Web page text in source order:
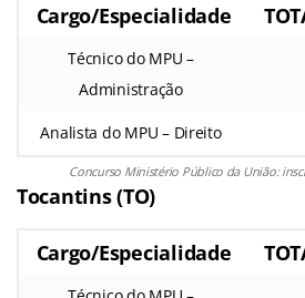
Cargo/Especialidade
Técnico do MPU –
Administração
Analista do MPU – Direito
Concurso Ministério Público da União:
Tocantins (TO)
Cargo/Especialidade